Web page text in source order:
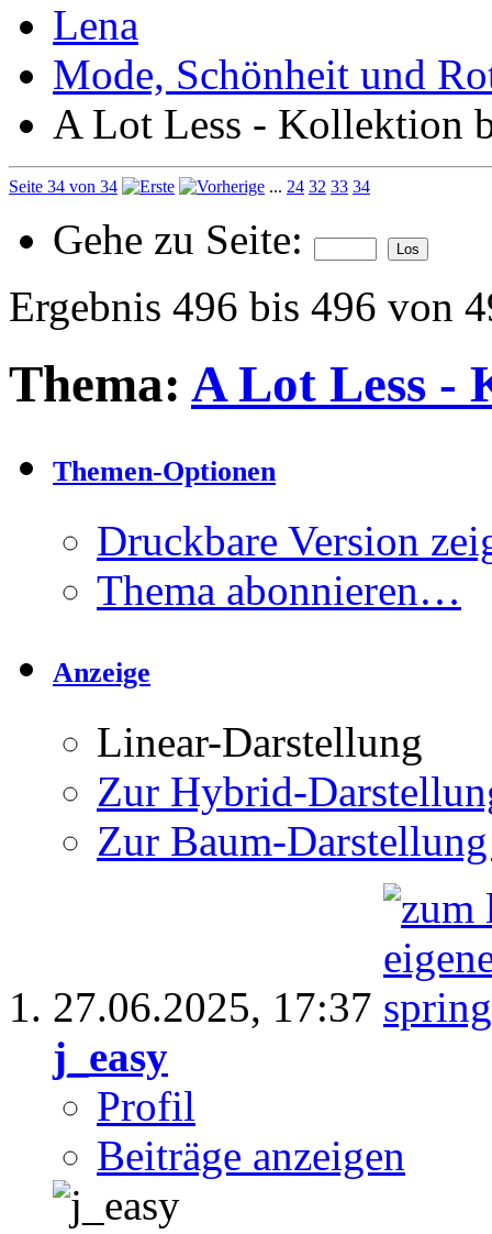
Lena
Mode, Schönheit und
A Lot Less - Kollektion
Seite 34 von 34 ... 24 32 33 34
Gehe zu Seite:
Ergebnis 496 bis 496 von
Thema: A Lot Less -
Themen-Optionen
Druckbare Version
Thema abonnieren…
Anzeige
Linear-Darstellung
Zur Hybrid-
Zur Baum-
27.06.2025, 17:37
j_easy
Profil
Beiträge anzeigen